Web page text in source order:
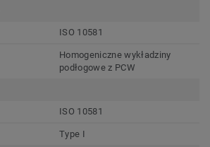
ISO 10581
Homogeniczne wykładziny
podłogowe z PCW
ISO 10581
Type I